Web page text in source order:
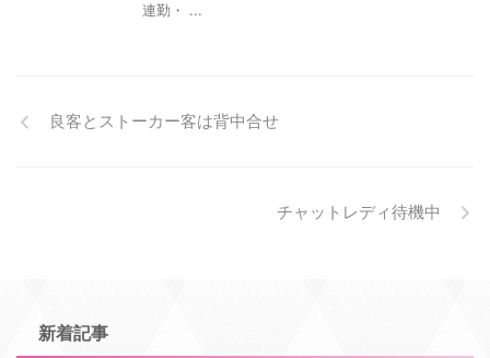
連勤・ ...
良客とストーカー客は背中合せ
チャットレディ待機中
新着記事